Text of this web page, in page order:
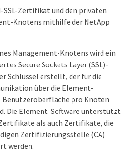
SSL-Zertifikat und den privaten
Knotens mithilfe der NetApp
Management-Knotens wird ein
Secure Sockets Layer (SSL)-
Schlüssel erstellt, der für die
über die Element-
Benutzeroberfläche pro Knoten
Die Element-Software unterstützt
als auch Zertifikate, die
Zertifizierungsstelle (CA)
werden.